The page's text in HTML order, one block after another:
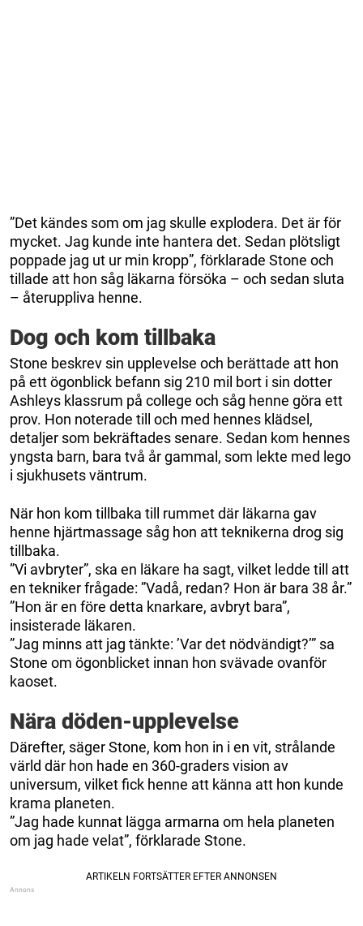
”Det kändes som om jag skulle explodera. Det är för
mycket. Jag kunde inte hantera det. Sedan plötsligt
poppade jag ut ur min kropp”, förklarade Stone och
tillade att hon såg läkarna försöka – och sedan sluta
– återuppliva henne.
Dog och kom tillbaka
Stone beskrev sin upplevelse och berättade att hon
på ett ögonblick befann sig 210 mil bort i sin dotter
Ashleys klassrum på college och såg henne göra ett
prov. Hon noterade till och med hennes klädsel,
detaljer som bekräftades senare. Sedan kom hennes
yngsta barn, bara två år gammal, som lekte med lego
i sjukhusets väntrum.
När hon kom tillbaka till rummet där läkarna gav
henne hjärtmassage såg hon att teknikerna drog sig
tillbaka.
”Vi avbryter”, ska en läkare ha sagt, vilket ledde till att
en tekniker frågade: ”Vadå, redan? Hon är bara 38 år.”
”Hon är en före detta knarkare, avbryt bara”,
insisterade läkaren.
”Jag minns att jag tänkte: ’Var det nödvändigt?’” sa
Stone om ögonblicket innan hon svävade ovanför
kaoset.
Nära döden-upplevelse
Därefter, säger Stone, kom hon in i en vit, strålande
värld där hon hade en 360-graders vision av
universum, vilket fick henne att känna att hon kunde
krama planeten.
”Jag hade kunnat lägga armarna om hela planeten
om jag hade velat”, förklarade Stone.